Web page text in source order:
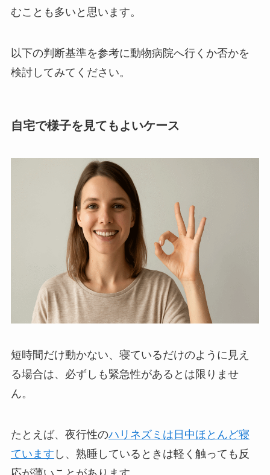
むことも多いと思います。
以下の判断基準を参考に動物病院へ行くか否かを
検討してみてください。
自宅で様子を見てもよいケース
短時間だけ動かない、寝ているだけのように見え
る場合は、必ずしも緊急性があるとは限りませ
ん。
たとえば、夜行性のハリネズミは日中ほとんど寝
ています し、熟睡しているときは軽く触っても反